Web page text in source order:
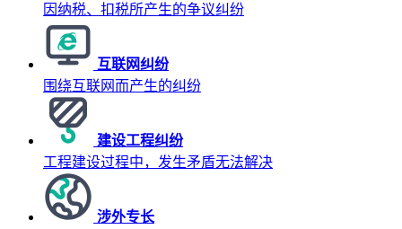
因纳税、扣税所产生的争议纠纷
互联网纠纷
围绕互联网而产生的纠纷
建设工程纠纷
工程建设过程中，发生矛盾无法解决
涉外专长